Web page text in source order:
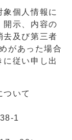
個人情報に
開示、内容の
去及び第三者
があった場合
従い申し出
ついて
1